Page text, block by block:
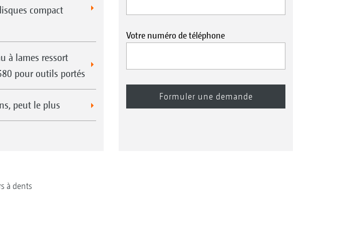
compact
à lames ressort
pour outils portés
peut le plus
Votre numéro de téléphone
à dents